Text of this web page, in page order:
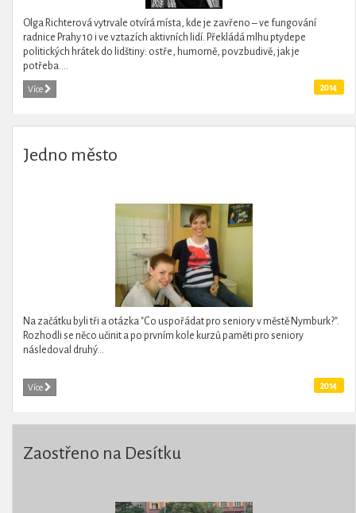
Olga Richterová vytrvale otvírá místa, kde je zavřeno – ve fungování
radnice Prahy 10 i ve vztazích aktivních lidí. Překládá mlhu ptydepe
politických hrátek do lidštiny: ostře, humorně, povzbudivě, jak je
potřeba....
Více 2014
Jedno město
Na začátku byli tři a otázka "Co uspořádat pro seniory v městě Nymburk?".
Rozhodli se něco učinit a po prvním kole kurzů paměti pro seniory
následoval druhý...
Více 2014
Zaostřeno na Desítku